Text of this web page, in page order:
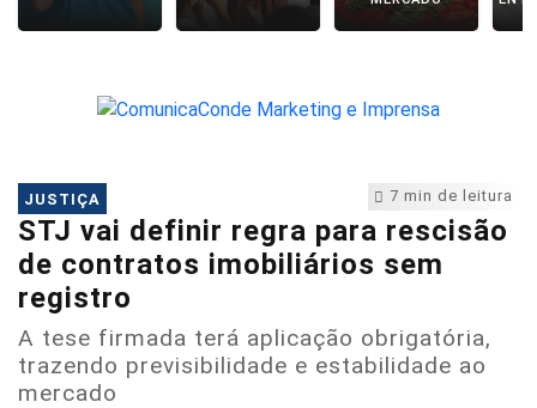
7 min de leitura
JUSTIÇA
STJ vai definir regra para rescisão
de contratos imobiliários sem
registro
A tese firmada terá aplicação obrigatória,
trazendo previsibilidade e estabilidade ao
mercado